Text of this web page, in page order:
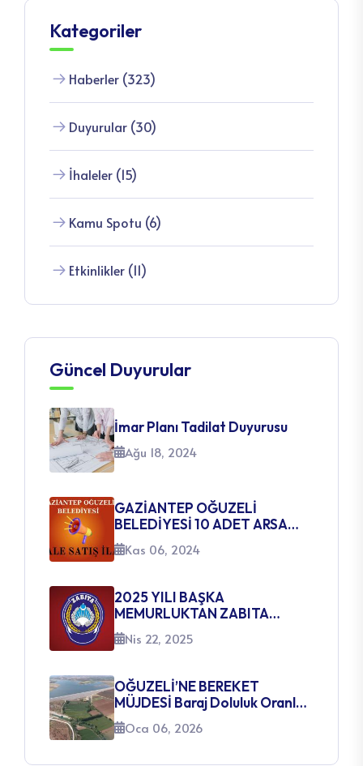
Kategoriler
Haberler (323)
Duyurular (30)
İhaleler (15)
Kamu Spotu (6)
Etkinlikler (11)
Güncel Duyurular
İmar Planı Tadilat Duyurusu
Ağu 18, 2024
GAZİANTEP OĞUZELİ
BELEDİYESİ 10 ADET ARSA
SATIŞ İHALE İLANI
Kas 06, 2024
2025 YILI BAŞKA
MEMURLUKTAN ZABITA
MEMURLUĞUNA GEÇİŞ SINAVI
AÇILACAK KADROLARA
Nis 22, 2025
OĞUZELİ’NE BEREKET
MÜJDESİ Baraj Doluluk Oranları
Yüzleri Güldürüyor
Oca 06, 2026